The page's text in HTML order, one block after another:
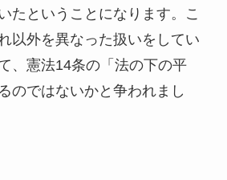
たということになります。こ
以外を異なった扱いをしてい
、憲法14条の「法の下の平
のではないかと争われまし